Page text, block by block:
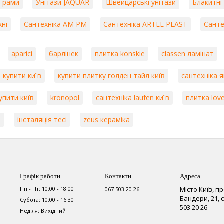
Унітази JAQUAR Швейцарські унітази Блакитні
Сантехніка AM PM Сантехніка ARTEL PLAST
aparici барлінек плитка konskie classen ламінат
київ купити плитку голден тайл київ сантехніка
київ kronopol сантехніка laufen київ плитка love
інсталяція тесі zeus кераміка
Графік работи
Пн - Пт: 10:00 - 18:00
Субота: 10:00 - 16:30
Неділя: Вихідний
Контакти
067 503 20 26
Адреса
Місто Київ,
Бандери, 21,
503 20 26